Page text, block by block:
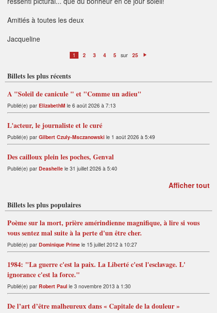
Amitiés à toutes les deux
Jacqueline
1 2 3 4 5 sur 25
t
Billets les plus récents
A "Soleil de canicule " et "Comme un adieu"
Publié(e) par ElizabethM le 6 août 2026 à 7:13
L'acteur, le journaliste et le curé
Publié(e) par Gilbert Czuly-Msczanowski le 1 août 2026 à 5:49
Des cailloux plein les poches, Genval
Publié(e) par Deashelle le 31 juillet 2026 à 5:40
Afficher tout
Billets les plus populaires
Poème sur la mort, prière amérindienne magnifique, à lire si vous
vous sentez mal suite à la perte d'un être cher.
Publié(e) par Dominique Prime le 15 juillet 2012 à 10:27
1984: "La guerre c'est la paix. La Liberté c'est l'esclavage. L'
ignorance c'est la force."
Publié(e) par Robert Paul le 3 novembre 2013 à 1:30
De l’art d’être malheureux dans « Capitale de la douleur »